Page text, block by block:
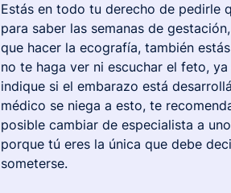
Estás en todo tu derecho de pedirle
para saber las semanas de
que hacer la ecografía, también
no te haga ver ni escuchar el feto,
indique si el embarazo está
médico se niega a esto, te
posible cambiar de especialista a
porque tú eres la única que debe
someterse.